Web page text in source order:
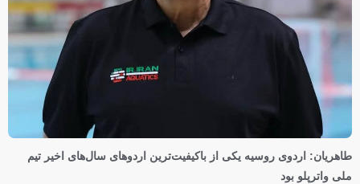
طاهریان: اردوی روسیه یکی از باکیفیت‌ترین اردوهای سال‌های اخیر تیم
ملی واترپلو بود